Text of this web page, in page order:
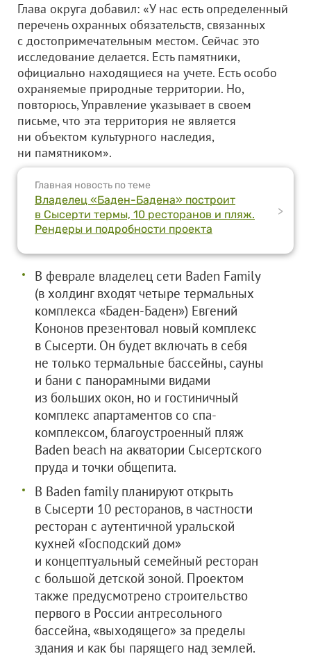
Глава округа добавил: «У нас есть определенный
перечень охранных обязательств, связанных
с достопримечательным местом. Сейчас это
исследование делается. Есть памятники,
официально находящиеся на учете. Есть особо
охраняемые природные территории. Но,
повторюсь, Управление указывает в своем
письме, что эта территория не является
ни объектом культурного наследия,
ни памятником».
Главная новость по теме
Владелец «Баден-Бадена» построит
в Сысерти термы, 10 ресторанов и пляж.
Рендеры и подробности проекта
>
В феврале владелец сети Baden Family
(в холдинг входят четыре термальных
комплекса «Баден-Баден») Евгений
Кононов презентовал новый комплекс
в Сысерти. Он будет включать в себя
не только термальные бассейны, сауны
и бани с панорамными видами
из больших окон, но и гостиничный
комплекс апартаментов со спа-
комплексом, благоустроенный пляж
Baden beach на акватории Сысертского
пруда и точки общепита.
В Baden family планируют открыть
в Сысерти 10 ресторанов, в частности
ресторан с аутентичной уральской
кухней «Господский дом»
и концептуальный семейный ресторан
с большой детской зоной. Проектом
также предусмотрено строительство
первого в России антресольного
бассейна, «выходящего» за пределы
здания и как бы парящего над землей.